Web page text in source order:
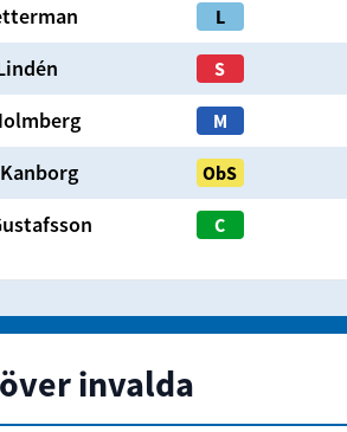
L
S
M
Kanborg ObS
C
invalda